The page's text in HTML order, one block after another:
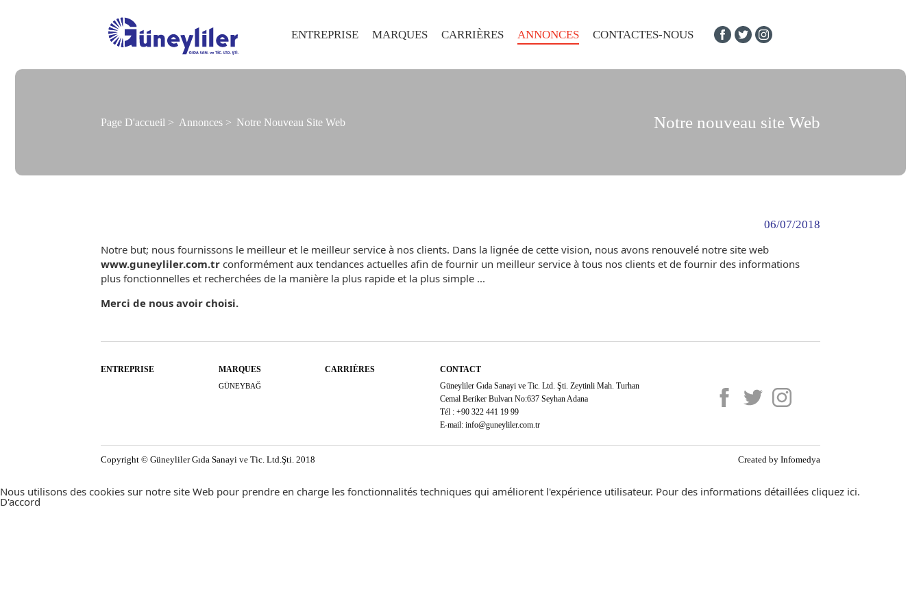
ENTREPRISE MARQUES CARRIÈRES ANNONCES CONTACTES-NOUS
Page D'accueil Annonces Notre Nouveau Site Web Notre nouveau site Web
06/07/2018
Notre but; nous fournissons le meilleur et le meilleur service à nos clients. Dans la lignée de cette vision, nous avons renouvelé notre site web
www.guneyliler.com.tr conformément aux tendances actuelles afin de fournir un meilleur service à tous nos clients et de fournir des informations
plus fonctionnelles et recherchées de la manière la plus rapide et la plus simple ...
Merci de nous avoir choisi.
ENTREPRISE MARQUES
GÜNEYBAĞ
CARRIÈRES
CONTACT
Güneyliler Gıda Sanayi ve Tic. Ltd. Şti. Zeytinli Mah. Turhan
Cemal Beriker Bulvarı No:637 Seyhan Adana
Tél : +90 322 441 19 99
E-mail: info@guneyliler.com.tr
Copyright © Güneyliler Gıda Sanayi ve Tic. Ltd.Şti. 2018 Created by Infomedya
Nous utilisons des cookies sur notre site Web pour prendre en charge les fonctionnalités techniques qui améliorent l'expérience utilisateur. Pour des informations détaillées cliquez ici.
D'accord